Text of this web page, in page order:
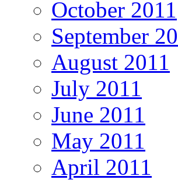
October 2011
September
August 2011
July 2011
June 2011
May 2011
April 2011